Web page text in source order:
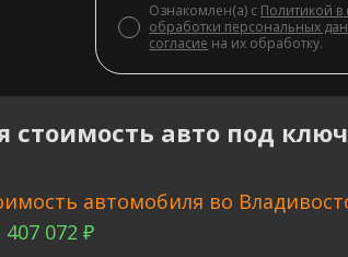
Ознакомлен(а) с Политикой в
обработки персональных
согласие на их обработку.
стоимость авто под ключ
автомобиля во
407 072 ₽